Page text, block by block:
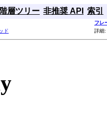
階層ツリー 非推奨 API 索引
フレ
ド 詳